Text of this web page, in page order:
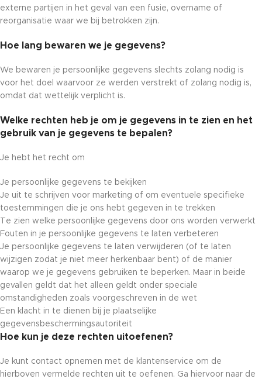
externe partijen in het geval van een fusie, overname of
reorganisatie waar we bij betrokken zijn.
Hoe lang bewaren we je gegevens?
We bewaren je persoonlijke gegevens slechts zolang nodig is
voor het doel waarvoor ze werden verstrekt of zolang nodig is,
omdat dat wettelijk verplicht is.
Welke rechten heb je om je gegevens in te zien en het
gebruik van je gegevens te bepalen?
Je hebt het recht om
Je persoonlijke gegevens te bekijken
Je uit te schrijven voor marketing of om eventuele specifieke
toestemmingen die je ons hebt gegeven in te trekken
Te zien welke persoonlijke gegevens door ons worden verwerkt
Fouten in je persoonlijke gegevens te laten verbeteren
Je persoonlijke gegevens te laten verwijderen (of te laten
wijzigen zodat je niet meer herkenbaar bent) of de manier
waarop we je gegevens gebruiken te beperken. Maar in beide
gevallen geldt dat het alleen geldt onder speciale
omstandigheden zoals voorgeschreven in de wet
Een klacht in te dienen bij je plaatselijke
gegevensbeschermingsautoriteit
Hoe kun je deze rechten uitoefenen?
Je kunt contact opnemen met de klantenservice om de
hierboven vermelde rechten uit te oefenen. Ga hiervoor naar de